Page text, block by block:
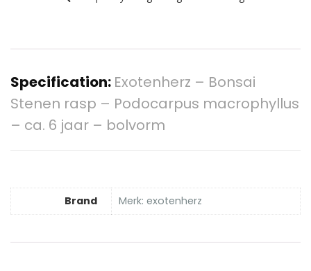
Specification: Exotenherz – Bonsai
Stenen rasp – Podocarpus macrophyllus
– ca. 6 jaar – bolvorm
Brand Merk: exotenherz